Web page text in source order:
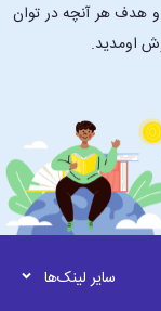
و هدف هر آنچه در توان
اومدید.
سایر لینک‌ها